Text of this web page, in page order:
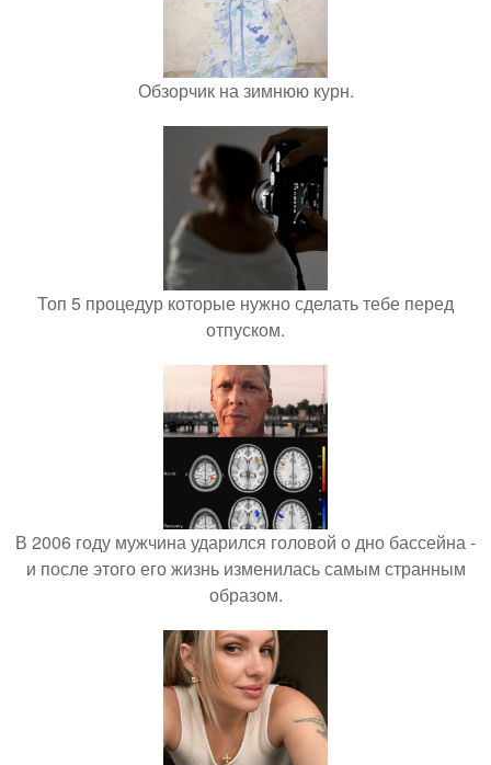
Обзорчик на зимнюю курн.
Топ 5 процедур которые нужно сделать тебе перед
отпуском.
В 2006 году мужчина ударился головой о дно бассейна -
и после этого его жизнь изменилась самым странным
образом.